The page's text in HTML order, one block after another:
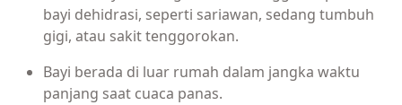
bayi dehidrasi, seperti sariawan, sedang tumbuh
gigi, atau sakit tenggorokan.
Bayi berada di luar rumah dalam jangka waktu
panjang saat cuaca panas.